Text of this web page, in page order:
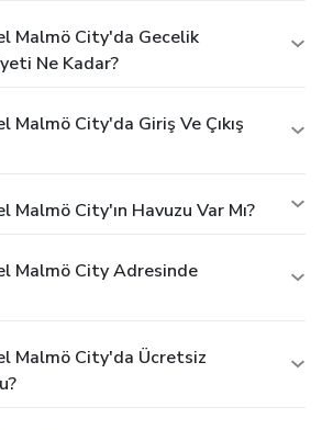
Malmö City'da Gecelik
Ne Kadar?
City'da Giriş Ve Çıkış
City'ın Havuzu Var Mı?
Malmö City Adresinde
Malmö City'da Ücretsiz